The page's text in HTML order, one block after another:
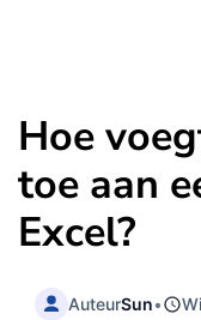
Hoe
toe aan
Excel?
AuteurSun•